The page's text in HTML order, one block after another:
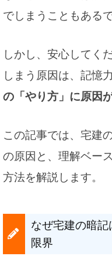
でしまうこともある
しかし、安心してく
しまう原因は、記憶
の「やり方」に原因
この記事では、宅建
の原因と、理解ベー
方法を解説します。
なぜ宅建の暗
限界